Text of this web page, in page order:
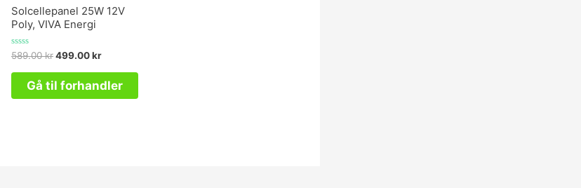
Solcellepanel 25W 12V
Poly, VIVA Energi
Vurderet
0
ud
589.00kr499.00kr
Gå til forhandler